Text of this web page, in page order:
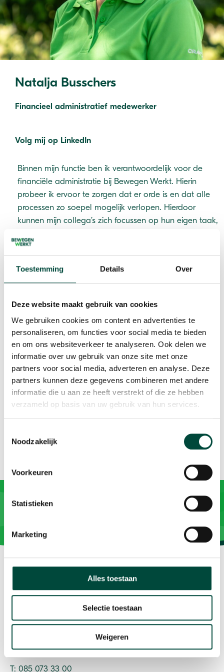
Toestemming Details Over
Deze website maakt gebruik van cookies
We gebruiken cookies om content en advertenties te
personaliseren, om functies voor social media te bieden
en om ons websiteverkeer te analyseren. Ook delen we
informatie over uw gebruik van onze site met onze
partners voor social media, adverteren en analyse. Deze
partners kunnen deze gegevens combineren met andere
informatie die u aan ze heeft verstrekt of die ze hebben
verzameld op basis van uw gebruik van hun services.
Noodzakelijk
Voorkeuren
Statistieken
Marketing
Alles toestaan
Selectie toestaan
Weigeren
Natalja Busschers
Financieel administratief medewerker
Volg mij op LinkedIn
Binnen mijn functie ben ik verantwoordelijk voor de
financiële administratie bij Bewegen Werkt. Hierin
probeer ik ervoor te zorgen dat er orde is en dat alle
processen zo soepel mogelijk verlopen. Hierdoor
kunnen mijn collega’s zich focussen op hun eigen taak,
de financiële administratie en kunnen ze zich meer
Mijnfavoriete vitaliteitsmomentje
ochtendwandeling met mijn jongste
dochter, nadat ik de oudste naar school
heb gebracht.
Vitaliteit als resultaat
7602 PD Almelo
T: 085 073 33 00